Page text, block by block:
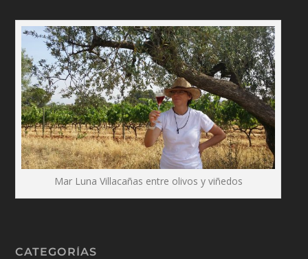
Mar Luna Villacañas entre olivos y viñedos
CATEGORÍAS